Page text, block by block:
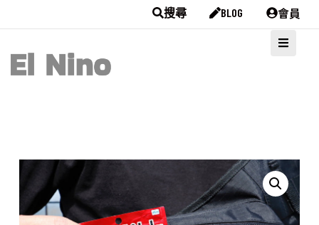
搜尋 BLOG 會員